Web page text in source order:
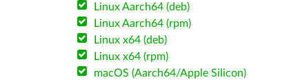
Linux Aarch64 (deb)
Linux Aarch64 (rpm)
Linux x64 (deb)
Linux x64 (rpm)
macOS (Aarch64/Apple Silicon)